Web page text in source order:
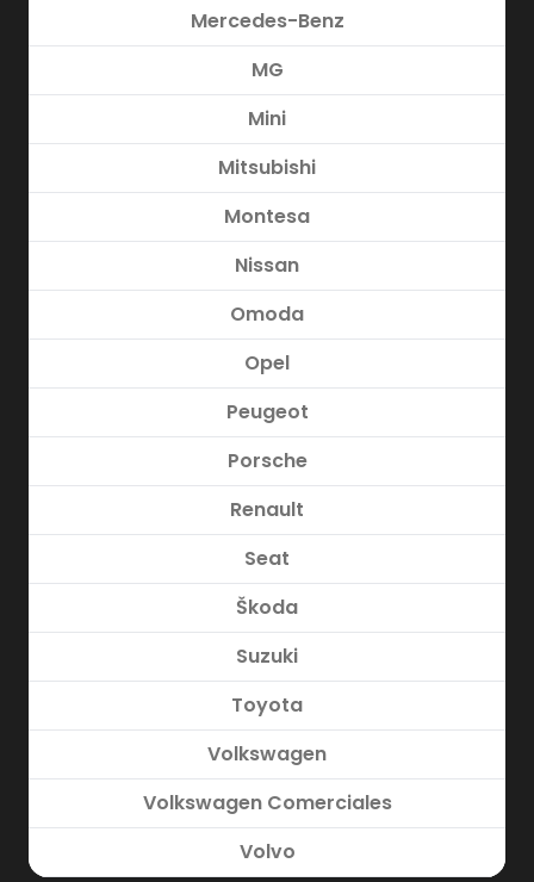
Mercedes-Benz
MG
Mini
Mitsubishi
Montesa
Nissan
Omoda
Opel
Peugeot
Porsche
Renault
Seat
Škoda
Suzuki
Toyota
Volkswagen
Volkswagen Comerciales
Volvo